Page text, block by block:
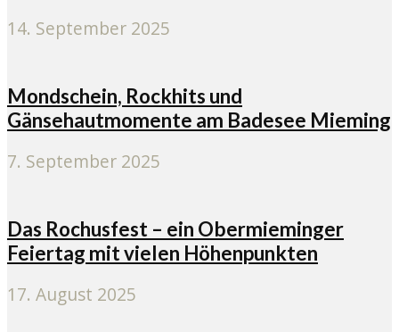
14. September 2025
Mondschein, Rockhits und
Gänsehautmomente am Badesee Mieming
7. September 2025
Das Rochusfest – ein Obermieminger
Feiertag mit vielen Höhenpunkten
17. August 2025